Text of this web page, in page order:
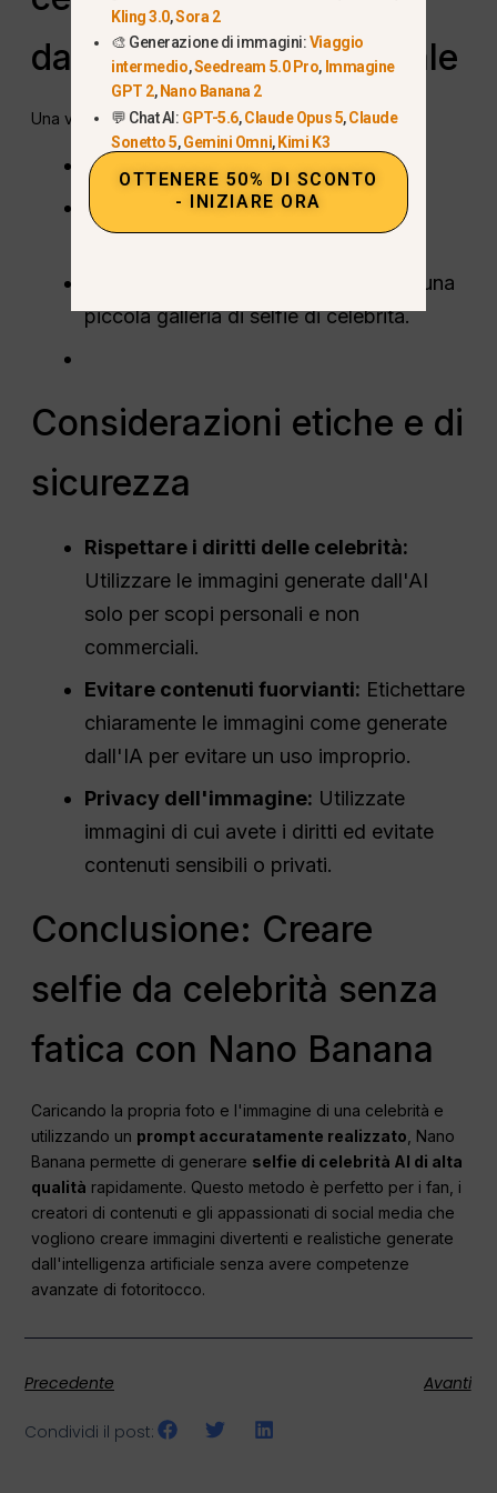
dall'intelligenza artificiale
Una volta soddisfatti:
Scarica il selfie in alta risoluzione.
Condividetelo sui social media o
utilizzatelo per progetti personali.
Considerate più iterazioni per creare una
piccola galleria di selfie di celebrità.
Considerazioni etiche e di
sicurezza
Rispettare i diritti delle celebrità:
Utilizzare le immagini generate dall'AI
solo per scopi personali e non
commerciali.
Evitare contenuti fuorvianti: Etichettare
chiaramente le immagini come generate
dall'IA per evitare un uso improprio.
Privacy dell'immagine: Utilizzate
immagini di cui avete i diritti ed evitate
contenuti sensibili o privati.
Conclusione: Creare
selfie da celebrità senza
fatica con Nano Banana
Caricando la propria foto e l'immagine di una celebrità e
utilizzando un prompt accuratamente realizzato , Nano
Banana permette di generare selfie di celebrità AI di alta
qualità rapidamente. Questo metodo è perfetto per i fan, i
creatori di contenuti e gli appassionati di social media che
vogliono creare immagini divertenti e realistiche generate
dall'intelligenza artificiale senza avere competenze
avanzate di fotoritocco.
Precedente Avanti
Condividi il post:
Kling 3.0,Sora 2
🎨 Generazione di immagini:Viaggio
intermedio,Seedream 5.0 Pro, Immagine
GPT 2,Nano Banana 2
💬 Chat AI: GPT-5.6,Claude Opus 5,Claude
Sonetto 5,Gemini Omni,Kimi K3
OTTENERE 50% DI SCONTO
- INIZIARE ORA